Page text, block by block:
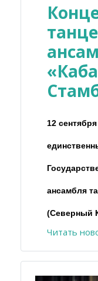
12
ансамбля
(Северный
Читать